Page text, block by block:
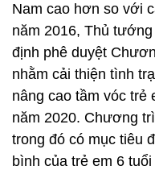
Nam cao hơn so với
năm 2016, Thủ
định phê duyệt
nhằm cải thiện tình
nâng cao tầm vóc trẻ
năm 2020. Chương
trong đó có mục tiêu
bình của trẻ em 6